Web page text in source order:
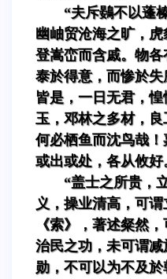
“夫斥鷃不以蓬
幽岫贸沧海之旷，
登嵩峦而含戚。物
泰於得意，而惨於
皆是，一日无君，
玉，邓林之多材，
何必栖鱼而沈鸟哉！
或出或处，各从攸好
“盖士之所贵，
义，操业清高，可谓
《索》，著述粲然
治民之功，未可谓
勋，不可以为不及